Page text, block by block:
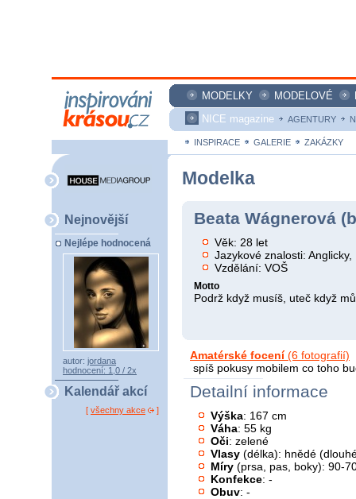
MODELKY MODELOVÉ
NICE magazine
AGENTURY
INSPIRACE GALERIE ZAKÁZKY
Nejnovější
Nejlépe hodnocená
autor: jordana
hodnocení: 1,0 / 2x
Kalendář akcí
[ všechny akce ]
Modelka
Beata Wágnerová
Věk: 28 let
Jazykové znalosti: Anglicky,
Vzdělání: VOŠ
Motto
Podrž když musíš, uteč když
Amatérské focení(6 fotografií)
spíš pokusy mobilem co toho
Detailní informace
Výška: 167 cm
Váha: 55 kg
Oči: zelené
Vlasy (délka): hnědé
Míry (prsa, pas, boky): 90-
Konfekce: -
Obuv: -